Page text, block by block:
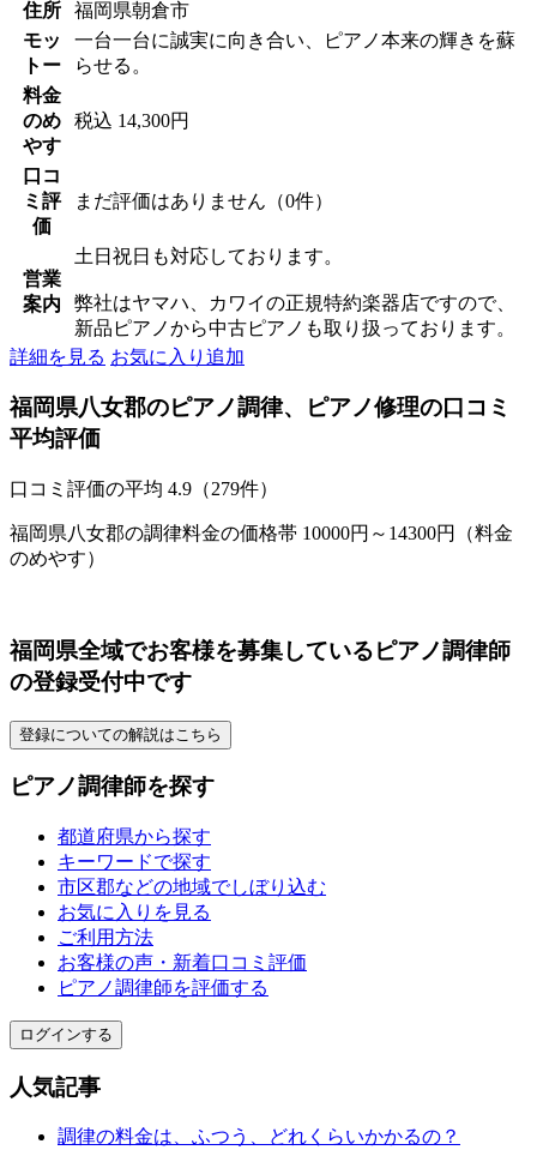
住所
福岡県朝倉市
モッ
トー
一台一台に誠実に向き合い、ピアノ本来の輝きを蘇
らせる。
料金
のめ
やす
税込 14,300円
口コ
ミ評
価
まだ評価はありません（0件）
営業
案内
土日祝日も対応しております。
弊社はヤマハ、カワイの正規特約楽器店ですので、
新品ピアノから中古ピアノも取り扱っております。
詳細を見る お気に入り追加
福岡県八女郡のピアノ調律、ピアノ修理の口コミ
平均評価
口コミ評価の平均 4.9（279件）
福岡県八女郡の調律料金の価格帯 10000円～14300円（料金
のめやす）
福岡県全域でお客様を募集しているピアノ調律師
の登録受付中です
登録についての解説はこちら
ピアノ調律師を探す
都道府県から探す
キーワードで探す
市区郡などの地域でしぼり込む
お気に入りを見る
ご利用方法
お客様の声・新着口コミ評価
ピアノ調律師を評価する
ログインする
人気記事
調律の料金は、ふつう、どれくらいかかるの？